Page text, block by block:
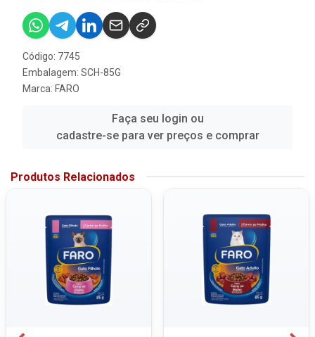
Código: 7745
Embalagem: SCH-85G
Marca: FARO
Faça seu login ou
cadastre-se para ver preços e comprar
Produtos Relacionados